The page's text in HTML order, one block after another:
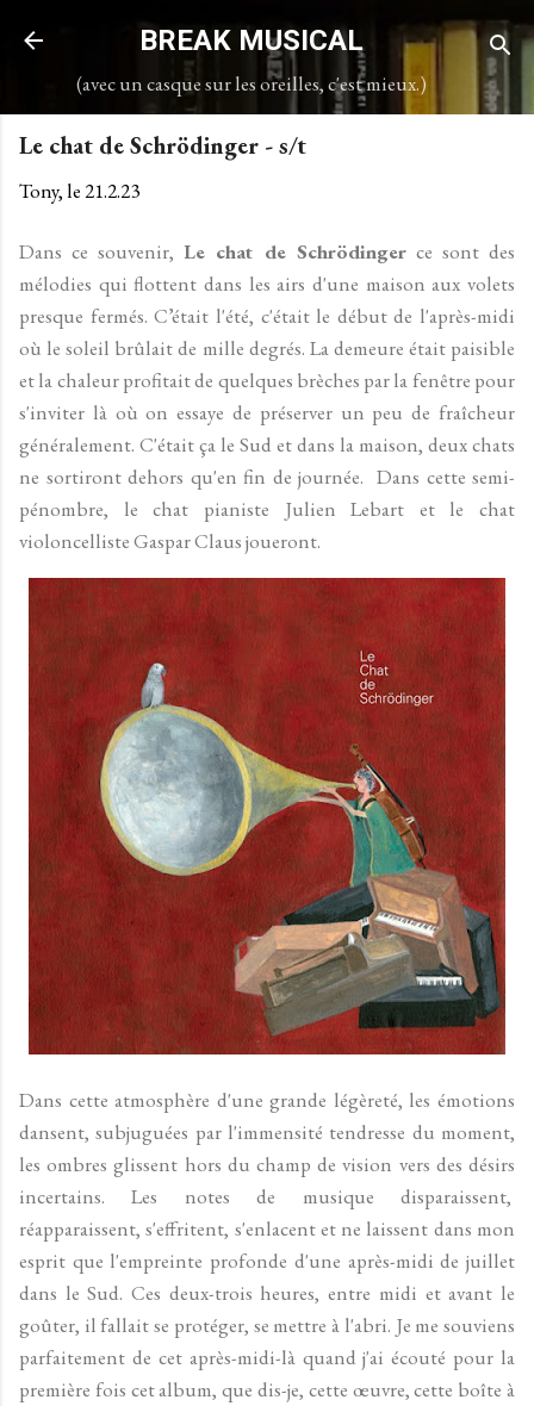
Accéder au contenu principal
BREAK MUSICAL
(avec un casque sur les oreilles, c'est mieux.)
Le chat de Schrödinger - s/t
Tony, le21.2.23
Dans ce souvenir,Le chat de Schrödingerce sont des
mélodies qui flottent dans les airs d'une maison aux volets
presque fermés. C’était l'été, c'était le début de l'après-midi
où le soleil brûlait de mille degrés. La demeure était paisible
et la chaleur profitait de quelques brèches par la fenêtre pour
s'inviter là où on essaye de préserver un peu de fraîcheur
généralement. C'était ça le Sud et dans la maison, deux chats
ne sortiront dehors qu'en fin de journée. Dans cette semi-
pénombre, le chat pianiste Julien Lebart et le chat
violoncelliste Gaspar Claus joueront.
Dans cette atmosphère d'une grande légèreté, les émotions
dansent, subjuguées par l'immensité tendresse du moment,
les ombres glissent hors du champ de vision vers des désirs
incertains. Les notes de musique disparaissent,
réapparaissent, s'effritent, s'enlacent et ne laissent dans mon
esprit que l'empreinte profonde d'une après-midi de juillet
dans le Sud. Ces deux-trois heures, entre midi et avant le
goûter, il fallait se protéger, se mettre à l'abri. Je me souviens
parfaitement de cet après-midi-là quand j'ai écouté pour la
première fois cet album, que dis-je, cette œuvre, cette boîte à